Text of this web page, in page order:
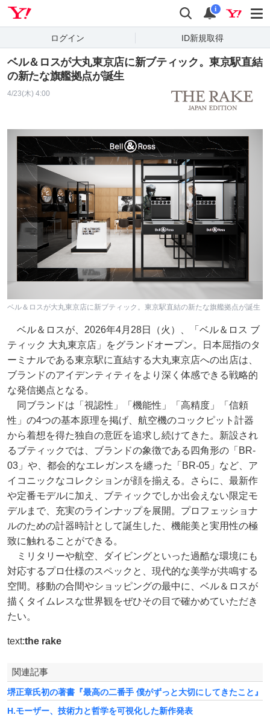
検索 通知
i
ログイン ID新規取得
ベル＆ロスが大丸東京店に新ブティック。東京駅直結
の新たな旗艦拠点が誕生
4/23(木) 4:00
ベル＆ロスが大丸東京店に新ブティック。東京駅直結の新たな旗艦拠点が誕生
ベル＆ロスが、2026年4月28日（火）、「ベル＆ロス ブ
ティック 大丸東京店」をグランドオープン。日本屈指のタ
ーミナルである東京駅に直結する大丸東京店への出店は、
ブランドのアイデンティティをより深く体感できる戦略的
な発信拠点となる。
同ブランドは「視認性」「機能性」「高精度」「信頼
性」の4つの基本原理を掲げ、航空機のコックピット計器
から着想を得た独自の意匠を追求し続けてきた。新設され
るブティックでは、ブランドの象徴である四角形の「BR-
03」や、都会的なエレガンスを纏った「BR-05」など、ア
イコニックなコレクションが顔を揃える。さらに、最新作
や定番モデルに加え、ブティックでしか出会えない限定モ
デルまで、充実のラインナップを展開。プロフェッショナ
ルのための計器時計として誕生した、機能美と実用性の極
致に触れることができる。
ミリタリーや航空、ダイビングといった過酷な環境にも
対応するプロ仕様のスペックと、現代的な美学が共鳴する
空間。移動の合間やショッピングの最中に、ベル＆ロスが
描くタイムレスな世界観をぜひその目で確かめていただき
たい。
text:the rake
関連記事
堺正章氏初の著書『最高の二番手 僕がずっと大切にしてきたこと』
H.モーザー、技術力と哲学を可視化した新作発表